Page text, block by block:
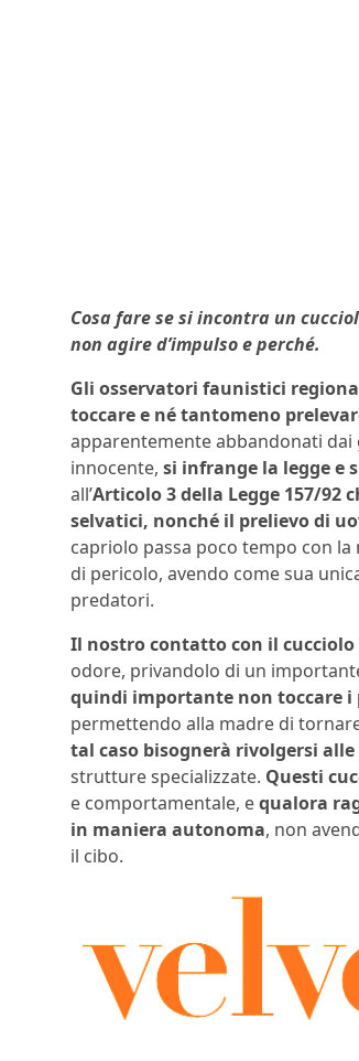
Cosa fare se si incontra un
non agire d’impulso e perché.
Gli osservatori faunistici
toccare e né tantomeno
apparentemente abbandonati
innocente, si infrange la legge e
all’Articolo 3 della Legge 157/92
selvatici, nonché il prelievo di
capriolo passa poco tempo con
di pericolo, avendo come sua
predatori.
Il nostro contatto con il cucciolo
odore, privandolo di un
quindi importante non toccare
permettendo alla madre di
tal caso bisognerà rivolgersi
strutture specializzate. Questi
e comportamentale, equalora
in maniera autonoma, non
il cibo.